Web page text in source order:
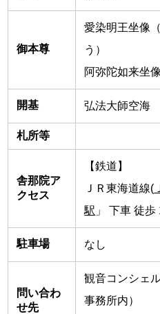
御本尊
愛染明王坐像
う）
阿弥陀如来坐像
開基 弘法大師空海
札所等
舎那院ア
クセス
【鉄道】
ＪＲ東海道線(
駅 」 下車 徒歩
駐車場 なし
問い合わ
せ先
観音コンシェ
事務所内）